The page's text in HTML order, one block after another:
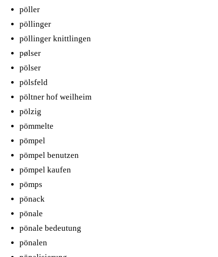
pöller
pöllinger
pöllinger knittlingen
pølser
pölser
pölsfeld
pöltner hof weilheim
pölzig
pömmelte
pömpel
pömpel benutzen
pömpel kaufen
pömps
pönack
pönale
pönale bedeutung
pönalen